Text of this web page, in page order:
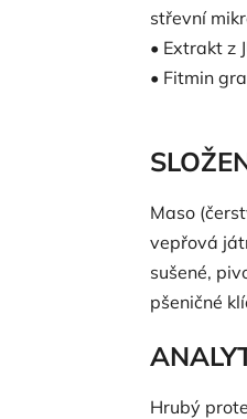
střevní
• Extrakt z
• Fitmin
Maso
vepřová
sušené,
pšeničné
Hrubý